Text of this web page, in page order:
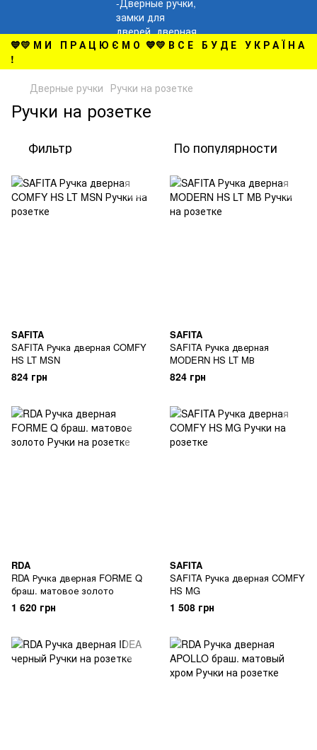
💙💛 М И П Р А Ц Ю Є М О 💙💛 В С Е Б У Д Е У К Р А Ї Н А
!
Дверные ручки Ручки на розетке
Ручки на розетке
Фильтр По популярности
SAFITA
SAFITA Ручка дверная COMFY
HS LT MSN
824 грн
SAFITA
SAFITA Ручка дверная
MODERN HS LT MВ
824 грн
RDA
RDA Ручка дверная FORME Q
браш. матовое золото
1 620 грн
SAFITA
SAFITA Ручка дверная COMFY
HS MG
1 508 грн